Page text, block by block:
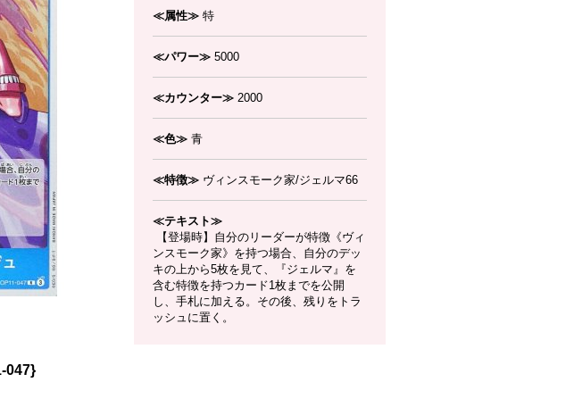
≪属性≫ 特
≪パワー≫ 5000
≪カウンター≫ 2000
≪色≫ 青
≪特徴≫ ヴィンスモーク家/ジェルマ66
≪テキスト≫
【登場時】自分のリーダーが特徴《ヴィ
ンスモーク家》を持つ場合、自分のデッ
キの上から5枚を見て、『ジェルマ』を
含む特徴を持つカード1枚までを公開
し、手札に加える。その後、残りをトラ
ッシュに置く。
047}